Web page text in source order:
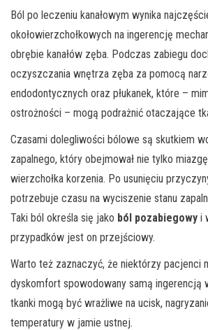
Ból po leczeniu kanałowym wynika
okołowierzchołkowych na ingerencję
obrębie kanałów zęba. Podczas zabiegu
oczyszczania wnętrza zęba za pomocą
endodontycznych oraz płukanek, które –
ostrożności – mogą podrażnić otaczające
Czasami dolegliwości bólowe są skutkiem
zapalnego, który obejmował nie tylko
wierzchołka korzenia. Po usunięciu
potrzebuje czasu na wyciszenie stanu
Taki ból określa się jako ból pozabiegowy i
przypadków jest on przejściowy.
Warto też zaznaczyć, że niektórzy pacjenci
dyskomfort spowodowany samą ingerencją
tkanki mogą być wrażliwe na ucisk,
temperatury w jamie ustnej.